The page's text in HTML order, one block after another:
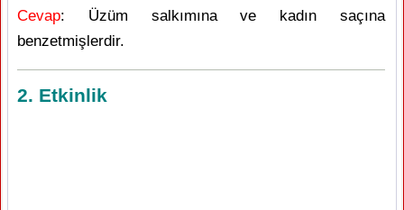
Cevap: Üzüm salkımına ve kadın saçına
benzetmişlerdir.
2. Etkinlik